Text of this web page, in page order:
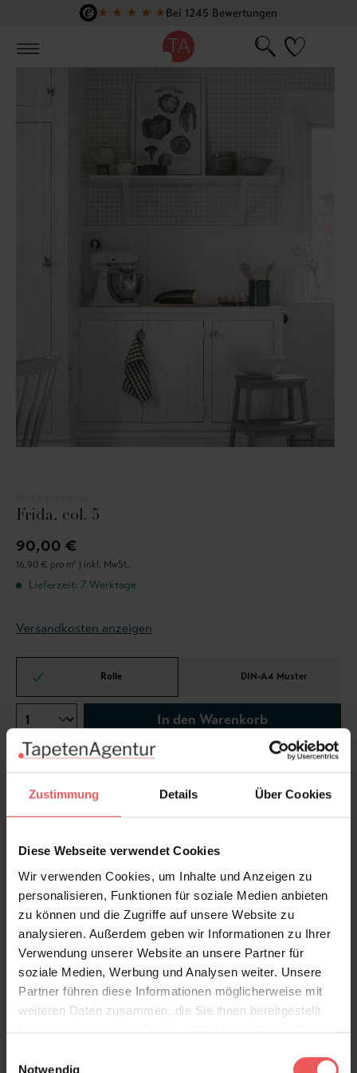
Zustimmung Details Über Cookies
Diese Webseite verwendet Cookies
Wir verwenden Cookies, um Inhalte und Anzeigen zu
personalisieren, Funktionen für soziale Medien anbieten
zu können und die Zugriffe auf unsere Website zu
analysieren. Außerdem geben wir Informationen zu Ihrer
Verwendung unserer Website an unsere Partner für
soziale Medien, Werbung und Analysen weiter. Unsere
Partner führen diese Informationen möglicherweise mit
weiteren Daten zusammen, die Sie ihnen bereitgestellt
haben oder die sie im Rahmen Ihrer Nutzung der Dienste
Notwendig
Zum Hauptinhalt springen
★ ★ ★ ★ ★Bei 1245 Bewertungen
Frida, col. 5
90,00 €
16,90 € pro m² | inkl. MwSt.
Lieferzeit: 7 Werktage
Versandkosten anzeigen
Rolle DIN-A4 Muster
In den Warenkorb
Wie viel brauche ich?
Rollen & Mengen berechnen
Schwedische Landhaustapete
Produktdetails
Versand & Zahlung
Bewertungen
FAQ Teilen!